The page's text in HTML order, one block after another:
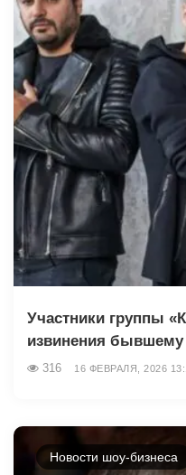
Участники группы
извинения бывшему
316 16 ФЕВРАЛЯ, 2026
Новости шоу-бизнеса